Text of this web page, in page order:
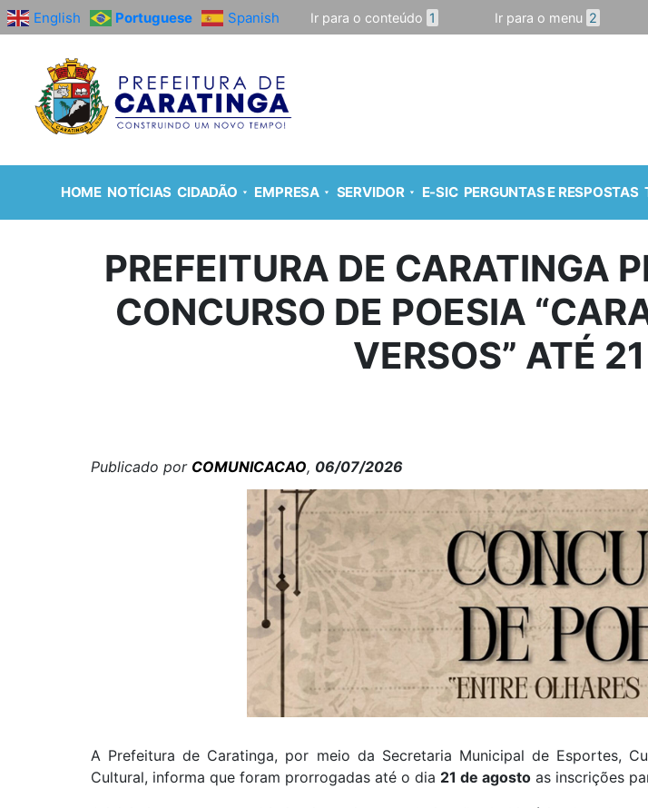
English Portuguese Spanish Ir para o conteúdo 1 Ir para o menu 2
HOME NOTÍCIAS CIDADÃO EMPRESA SERVIDOR E-SIC PERGUNTAS E RESPOSTAS
PREFEITURA DE CARATINGA
CONCURSO DE POESIA
VERSOS” ATÉ
Publicado por COMUNICACAO, 06/07/2026
A Prefeitura de Caratinga, por meio da Secretaria Municipal de Esportes,
Cultural, informa que foram prorrogadas até o dia 21 de agosto as inscrições